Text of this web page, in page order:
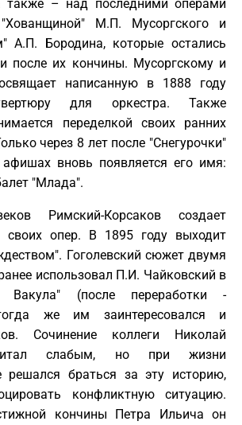
также – над последними операми
М.П. Мусоргского и
А.П. Бородина, которые остались
после их кончины. Мусоргскому и
написанную в 1888 году
для оркестра. Также
переделкой своих ранних
через 8 лет после "Снегурочки"
вновь появляется его имя:
"Млада".
Римский-Корсаков создает
своих опер. В 1895 году выходит
Гоголевский сюжет двумя
использовал П.И. Чайковский в
Вакула" (после переработки -
же им заинтересовался и
Сочинение коллеги Николай
слабым, но при жизни
решался браться за эту историю,
конфликтную ситуацию.
кончины Петра Ильича он